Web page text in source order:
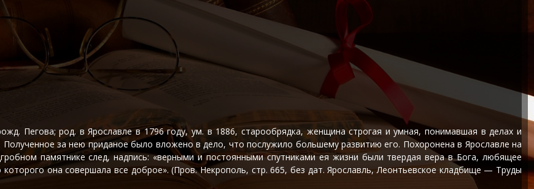
Пегова; род. в Ярославле в 1796 году, ум. в 1886, старообрядка, женщина строгая и умная, понимавшая в делах и
за нею приданое было вложено в дело, что послужило большему развитию его. Похоронена в Ярославле на
памятнике след, надпись: «верными и постоянными спутниками ея жизни были твердая вера в Бога, любящее
она совершала все доброе». (Пров. Некрополь, стр. 665, без дат. Ярославль, Леонтьевское кладбище — Труды